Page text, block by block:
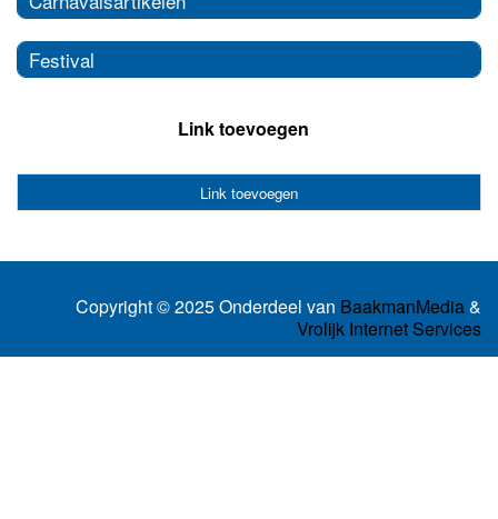
Festival
Link toevoegen
Link toevoegen
Copyright © 2025 Onderdeel van BaakmanMedia&
Vrolijk Internet Services